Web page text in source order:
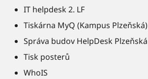
IT helpdesk 2. LF
Tiskárna MyQ (Kampus Plzeňská)
Správa budov HelpDesk Plzeňská
Tisk posterů
WhoIS